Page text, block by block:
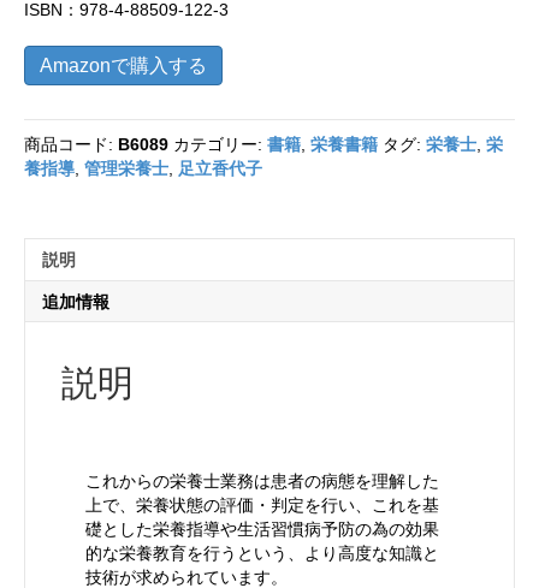
ISBN：978-4-88509-122-3
Amazonで購入する
商品コード: B6089 カテゴリー: 書籍 栄養書籍 タグ: 栄養士 栄
養指導 管理栄養士 足立香代子
説明
追加情報
説明
これからの栄養士業務は患者の病態を理解した
上で、栄養状態の評価・判定を行い、これを基
礎とした栄養指導や生活習慣病予防の為の効果
的な栄養教育を行うという、より高度な知識と
技術が求められています。